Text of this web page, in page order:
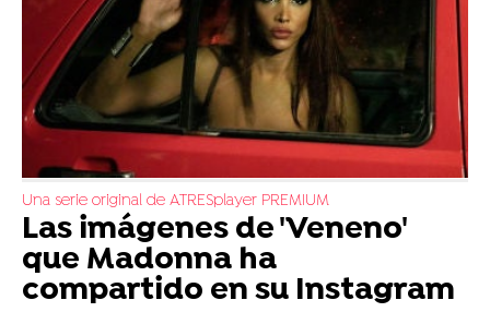
Una serie original de ATRESplayer PREMIUM
Las imágenes de 'Veneno'
que Madonna ha
compartido en su Instagram